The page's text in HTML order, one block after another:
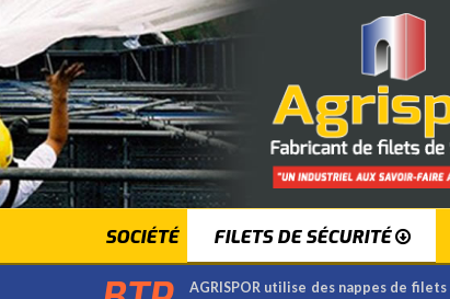
SOCIÉTÉ FILETS DE SÉCURITÉ
AGRISPOR utilise des nappes de